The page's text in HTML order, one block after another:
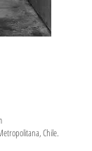
Chile.